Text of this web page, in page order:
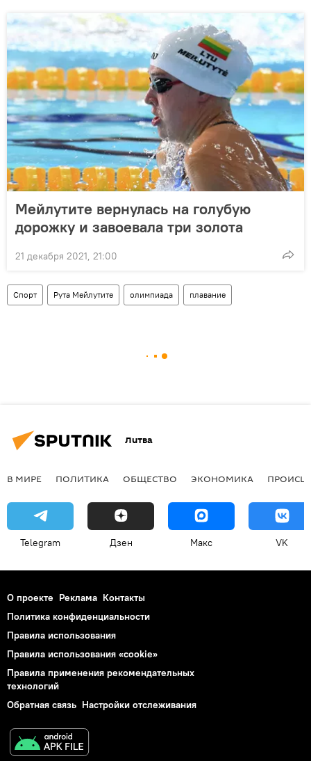
Мейлутите вернулась на голубую
дорожку и завоевала три золота
21 декабря 2021, 21:00
Спорт Рута Мейлутите олимпиада плавание
Литва
В МИРЕ ПОЛИТИКА ОБЩЕСТВО ЭКОНОМИКА
Telegram Дзен Макс VK
О проекте Реклама Контакты
Политика конфиденциальности
Правила использования
Правила использования «cookie»
Правила применения рекомендательных
технологий
Обратная связь Настройки отслеживания